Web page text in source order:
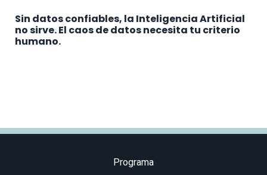
Sin datos confiables, la Inteligencia Artificial
no sirve. El caos de datos necesita tu criterio
humano.
Programa